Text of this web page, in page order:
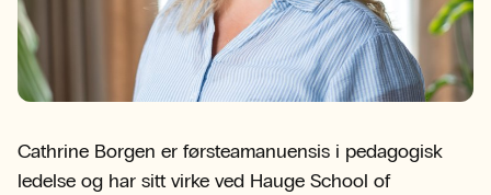
Cathrine Borgen er førsteamanuensis i pedagogisk
ledelse og har sitt virke ved Hauge School of